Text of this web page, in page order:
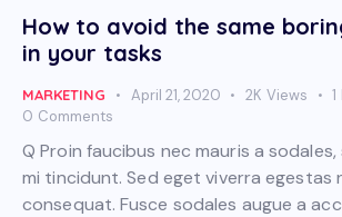
How to avoid the same
in your tasks
MARKETING April 21, 2020 2K Views 1
0 Comments
Q Proin faucibus nec mauris a
mi tincidunt. Sed eget viverra egestas
consequat. Fusce sodales augue a